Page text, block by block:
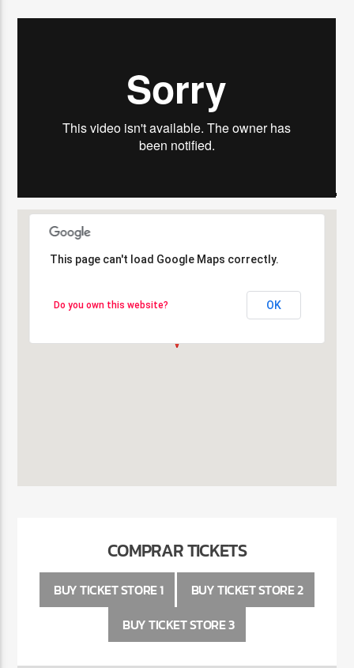
This page can't load Google Maps correctly.
Do you own this website? OK
This page can't load Google Maps correctly.
Do you own this website? OK
COMPRAR TICKETS
BUY TICKET STORE 1
BUY TICKET STORE 2
BUY TICKET STORE 3